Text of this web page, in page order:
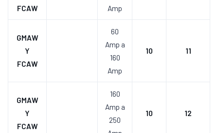
FCAW
Amp
GMAW
Y
FCAW
60
Amp a
160
Amp
10 11
GMAW
Y
FCAW
160
Amp a
250
10 12